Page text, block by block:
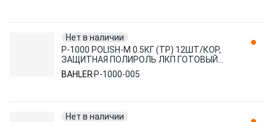
Нет в наличии
P-1000 POLISH-M 0.5КГ (ТР) 12ШТ/КОР,
ЗАЩИТНАЯ ПОЛИРОЛЬ ЛКП ГОТОВЫЙ
СОСТАВ P-1000-005 BAHLER
BAHLER P-1000-005
Нет в наличии